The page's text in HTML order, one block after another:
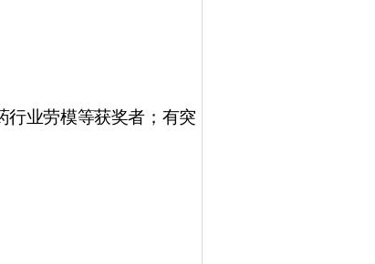
行业劳模等获奖者；有突